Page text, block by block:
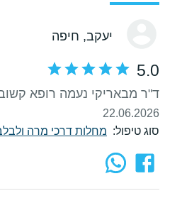
יעקב, חיפה
5.0
ד"ר מבאריקי נעמה רופא
22.06.2026
סוג טיפול: מחלות דרכי מרה